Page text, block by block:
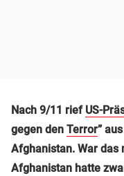
Nach 9/11 rief US-
gegen den Terror”
Afghanistan. War das
Afghanistan hatte